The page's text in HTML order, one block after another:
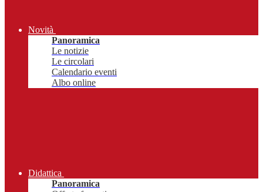
Novità
Panoramica
Le notizie
Le circolari
Calendario eventi
Albo online
Didattica
Panoramica